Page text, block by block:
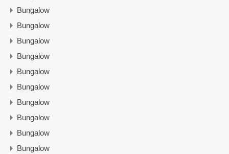
Bungalow
Bungalow
Bungalow
Bungalow
Bungalow
Bungalow
Bungalow
Bungalow
Bungalow
Bungalow